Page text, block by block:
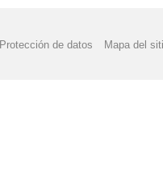
Protección de datos Mapa del